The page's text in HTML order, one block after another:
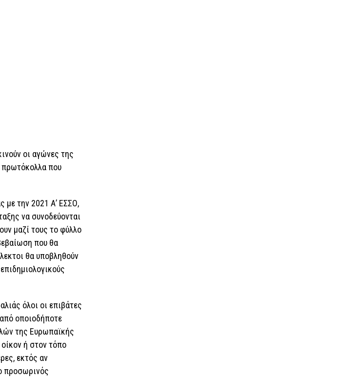
οι αγώνες της
πρωτόκολλα που
με την 2021 Α’ ΕΣΣΟ,
να συνοδεύονται
μαζί τους το φύλλο
που θα
θα υποβληθούν
όλοι οι επιβάτες
οποιοδήποτε
της Ευρωπαϊκής
ή στον τόπο
εκτός αν
προσωρινός